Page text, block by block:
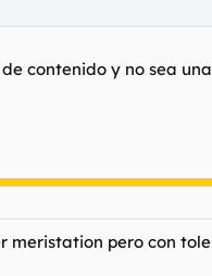
contenido y no sea
meristation pero con